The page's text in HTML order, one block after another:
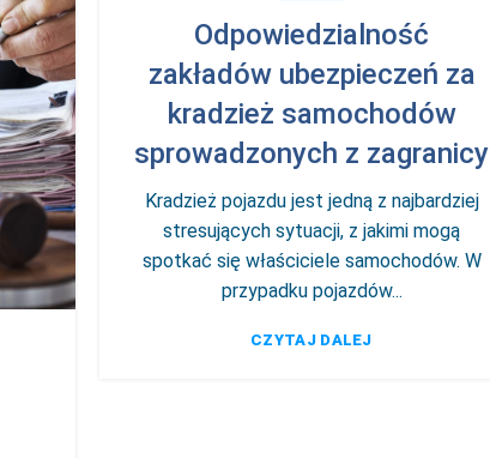
Odpowiedzialność
zakładów ubezpieczeń za
kradzież samochodów
sprowadzonych z zagranicy
Kradzież pojazdu jest jedną z najbardziej
stresujących sytuacji, z jakimi mogą
spotkać się właściciele samochodów. W
przypadku pojazdów...
CZYTAJ DALEJ